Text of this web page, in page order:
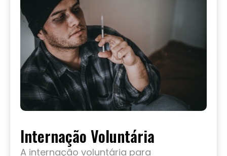
Internação Voluntária
A internação voluntária para